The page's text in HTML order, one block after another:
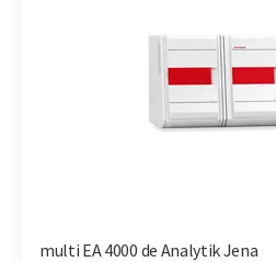
multi EA 4000 de Analytik Jena